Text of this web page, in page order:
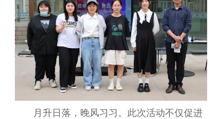
月升日落，晚风习习。此次活动不仅促进